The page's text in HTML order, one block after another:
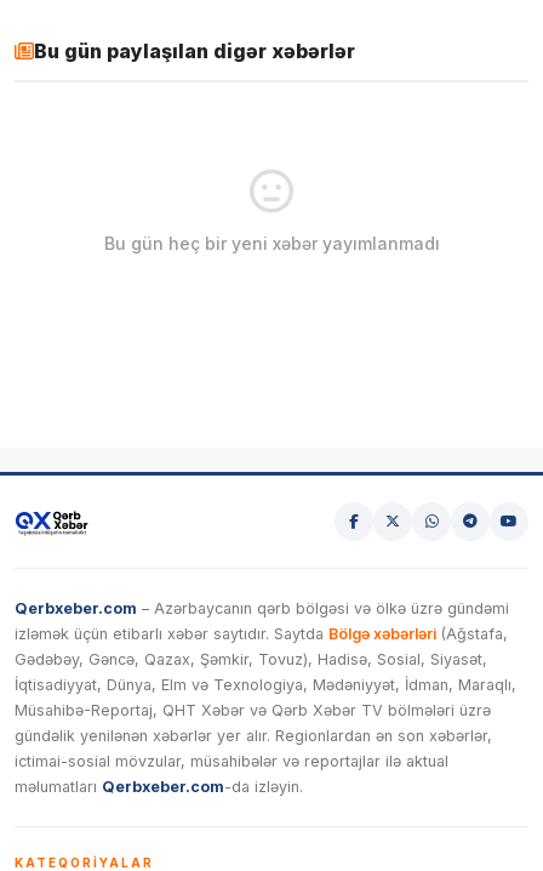
Bu gün paylaşılan digər xəbərlər
Bu gün heç bir yeni xəbər yayımlanmadı
Qerbxeber.com – Azərbaycanın qərb bölgəsi və ölkə üzrə gündəmi
izləmək üçün etibarlı xəbər saytıdır. Saytda Bölgə xəbərləri (Ağstafa,
Gədəbəy, Gəncə, Qazax, Şəmkir, Tovuz), Hadisə, Sosial, Siyasət,
İqtisadiyyat, Dünya, Elm və Texnologiya, Mədəniyyət, İdman, Maraqlı,
Müsahibə-Reportaj, QHT Xəbər və Qərb Xəbər TV bölmələri üzrə
gündəlik yenilənən xəbərlər yer alır. Regionlardan ən son xəbərlər,
ictimai-sosial mövzular, müsahibələr və reportajlar ilə aktual
məlumatları Qerbxeber.com-da izləyin.
KATEQORIYALAR